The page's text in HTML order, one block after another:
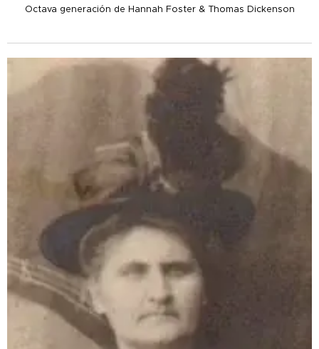
Octava generación de Hannah Foster & Thomas Dickenson